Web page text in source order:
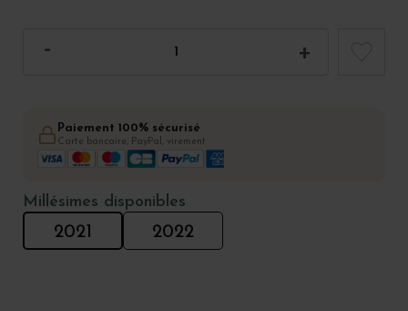
Paiement 100% sécurisé
Carte bancaire, PayPal, virement
Millésimes disponibles
2021 2022